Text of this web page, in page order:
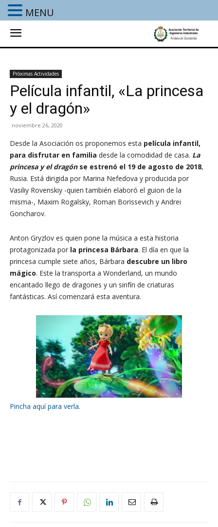
Próximas Actividades
Película infantil, «La princesa
y el dragón»
noviembre 26, 2020
Desde la Asociación os proponemos esta película infantil,
para disfrutar en familia desde la comodidad de casa. La
princesa y el dragónse estrenó el 19 de agosto de 2018,
Rusia. Está dirigida por Marina Nefedova y producida por
Vasiliy Rovenskiy -quien también elaboró el guion de la
misma-, Maxim Rogalsky, Roman Borissevich y Andrei
Goncharov.
Anton Gryzlov es quien pone la música a esta historia
protagonizada por la princesa Bárbara. El día en que la
princesa cumple siete años, Bárbara descubre un libro
mágico. Este la transporta a Wonderland, un mundo
encantado llego de dragones y un sinfín de criaturas
fantásticas. Así comenzará esta aventura.
Pincha aquí para verla.
MENU